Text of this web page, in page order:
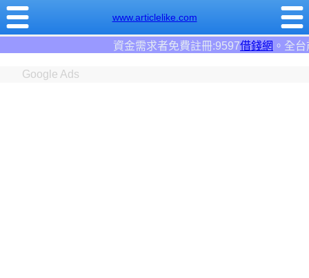
www.articlelike.com
借錢網。全台前三大借錢網站！
Google Ads